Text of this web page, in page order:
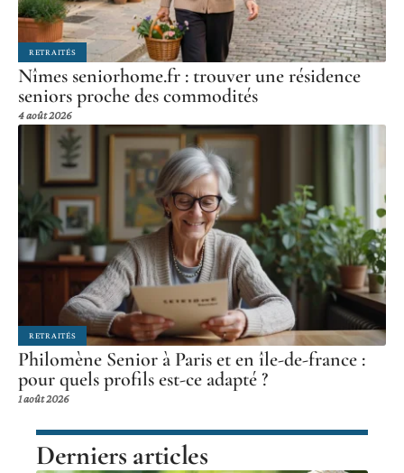
RETRAITÉS
Nîmes seniorhome.fr : trouver une résidence
seniors proche des commodités
4 août 2026
RETRAITÉS
Philomène Senior à Paris et en île-de-france :
pour quels profils est-ce adapté ?
1 août 2026
Derniers articles